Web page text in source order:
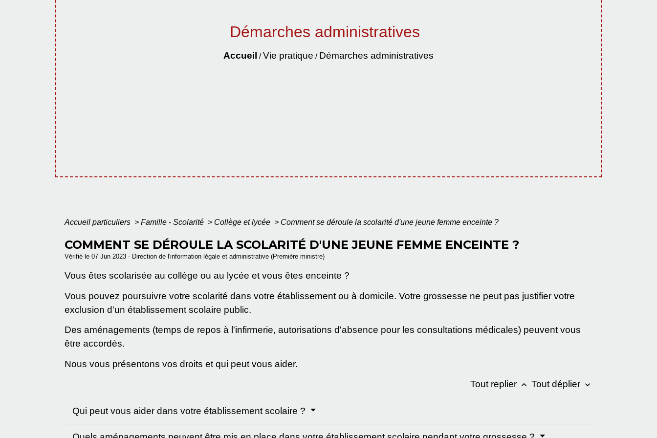
Démarches administratives
Accueil /Vie pratique / Démarches administratives
Accueil particuliers > Famille - Scolarité > Collège et lycée > Comment se déroule la scolarité d'une jeune femme enceinte ?
COMMENT SE DÉROULE LA SCOLARITÉ D'UNE JEUNE FEMME ENCEINTE ?
Vérifié le 07 Jun 2023 - Direction de l'information légale et administrative (Première ministre)
Vous êtes scolarisée au collège ou au lycée et vous êtes enceinte ?
Vous pouvez poursuivre votre scolarité dans votre établissement ou à domicile. Votre grossesse ne peut pas justifier votre
exclusion d'un établissement scolaire public.
Des aménagements (temps de repos à l'infirmerie, autorisations d'absence pour les consultations médicales) peuvent vous
être accordés.
Nous vous présentons vos droits et qui peut vous aider.
Tout replier keyboard_arrow_up Tout déplier keyboard_arrow_down
Qui peut vous aider dans votre établissement scolaire ?